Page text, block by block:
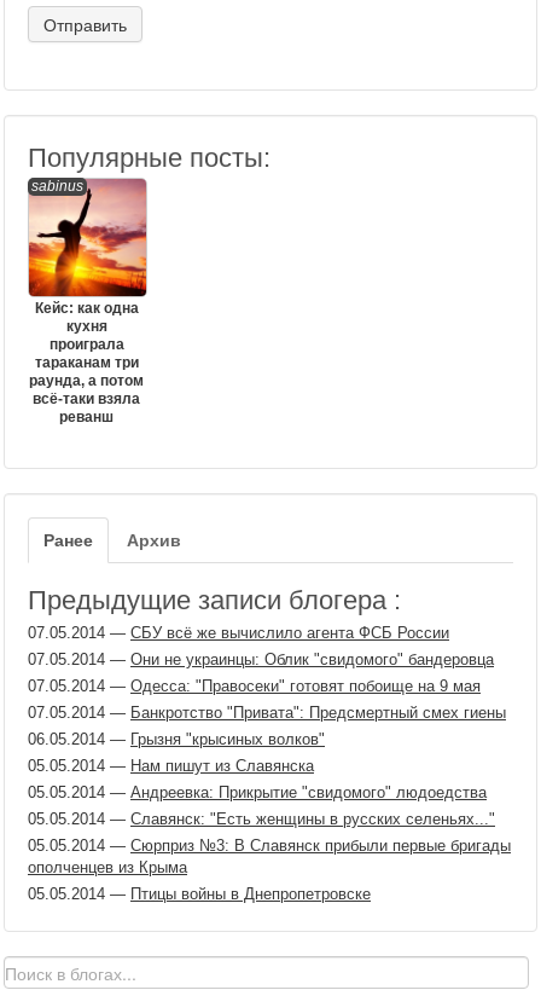
Популярные посты:
sabinus
Кейс: как одна
кухня
проиграла
тараканам три
раунда, а потом
всё-таки взяла
реванш
Ранее Архив
Предыдущие записи блогера :
07.05.2014 — СБУ всё же вычислило агента ФСБ России
07.05.2014 — Они не украинцы: Облик "свидомого" бандеровца
07.05.2014 — Одесса: "Правосеки" готовят побоище на 9 мая
07.05.2014 — Банкротство "Привата": Предсмертный смех гиены
06.05.2014 — Грызня "крысиных волков"
05.05.2014 — Нам пишут из Славянска
05.05.2014 — Андреевка: Прикрытие "свидомого" людоедства
05.05.2014 — Славянск: "Есть женщины в русских селеньях..."
05.05.2014 — Сюрприз №3: В Славянск прибыли первые бригады
ополченцев из Крыма
05.05.2014 — Птицы войны в Днепропетровске